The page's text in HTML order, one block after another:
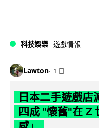
科技娛樂 遊戲情報
Lawton 1 日
日本二手遊戲店
四成 "懷舊"在 Z